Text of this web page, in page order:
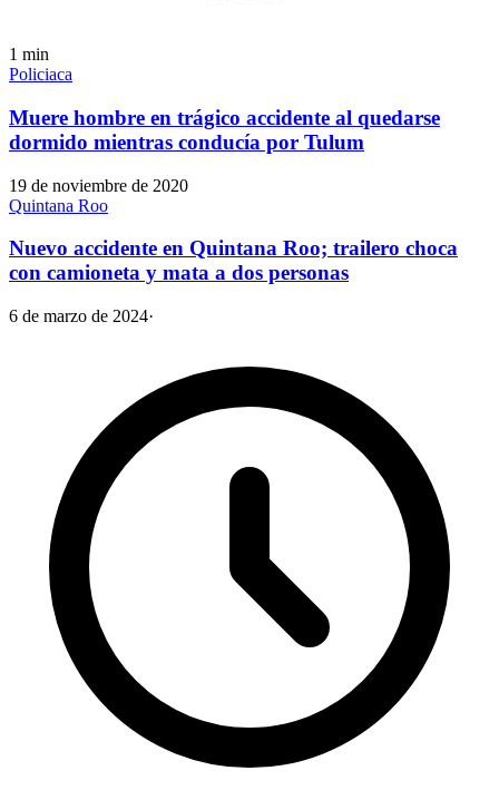
1 min
Policiaca
Muere hombre en trágico accidente al quedarse
dormido mientras conducía por Tulum
19 de noviembre de 2020
Quintana Roo
Nuevo accidente en Quintana Roo; trailero choca
con camioneta y mata a dos personas
6 de marzo de 2024·